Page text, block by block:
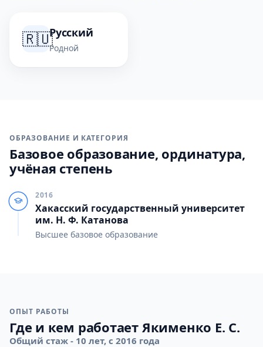
🇷🇺Русский
Родной
ОБРАЗОВАНИЕ И КАТЕГОРИЯ
Базовое образование, ординатура,
учёная степень
2016
Хакасский государственный университет
им. Н. Ф. Катанова
Высшее базовое образование
ОПЫТ РАБОТЫ
Где и кем работает Якименко Е. С.
Общий стаж - 10 лет, с 2016 года